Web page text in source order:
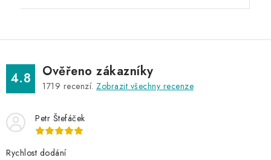
4.8 Ověřeno zákazníky
1719 recenzí. Zobrazit všechny recenze
Petr Štefáček
Rychlost dodání